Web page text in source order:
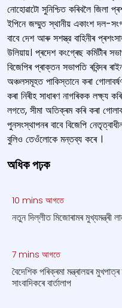
নোহোৱাটো সুনিশ্চিত কৰিবলৈ জিলা
ইপিনে জম্মুত স্থানীয় একাংশ দল-
বাবে দেশ আৰু সশস্ত্র বাহিনীৰ
উলিয়ায়। প্ৰদেশ কংগ্ৰেছ কমিটীৰ
বিজেপিৰ প্ৰাক্তন সভাপতি ৰবিন্দৰ
অঞ্চলসমূহত পাকিস্তানে কৰা
কৰা নিৰীহ সাধাৰণ নাগৰিকক লক্ষ্য
লগতে, সীমা অতিক্ৰম কৰি কৰা
পুনসংস্থাপনৰ বাবে বিজেপি
বুলিও তেওঁলোকে মন্তব্য কৰে ।
অধিক পঢ়ক
10 mins আগতে
নতুন দিল্লীত মিজোৰামৰ মুখ্যমন্ত্ৰী
7 mins আগতে
বৈদেশিক পৰিক্ৰমা মন্ত্ৰালয়ৰ
সাংবাদিকৰে বাৰ্তালাপ